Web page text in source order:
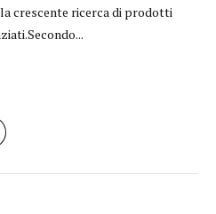
crescente ricerca di prodotti